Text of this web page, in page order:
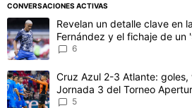
CONVERSACIONES ACTIVAS
Este listado muestra los artículos con
Un artículo de tendencia con el título
Revelan un detalle clave en
Fernández y el fichaje de un
6
Un artículo de tendencia con el título
Cruz Azul 2-3 Atlante:
Jornada 3 del Torneo
5